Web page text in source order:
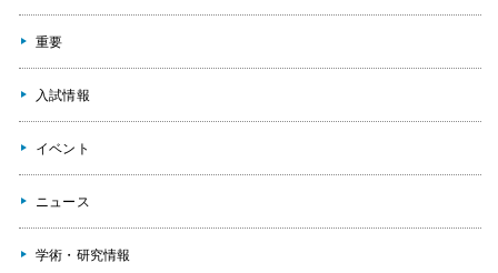
重要
入試情報
イベント
ニュース
学術・研究情報